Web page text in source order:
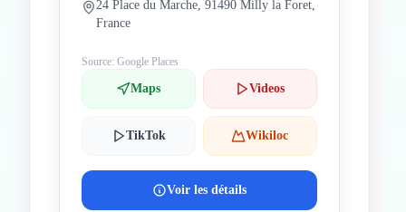
24 Place du Marche, 91490 Milly la Foret,
France
Source: Google Places
Maps Videos
TikTok Wikiloc
Voir les détails